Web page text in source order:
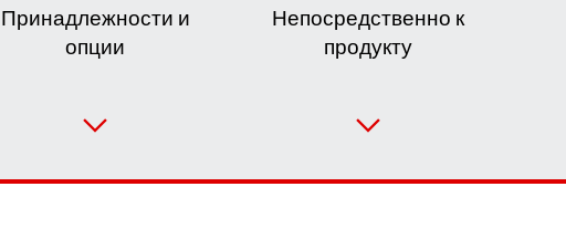
Принадлежности и
опции
Непосредственно к
продукту